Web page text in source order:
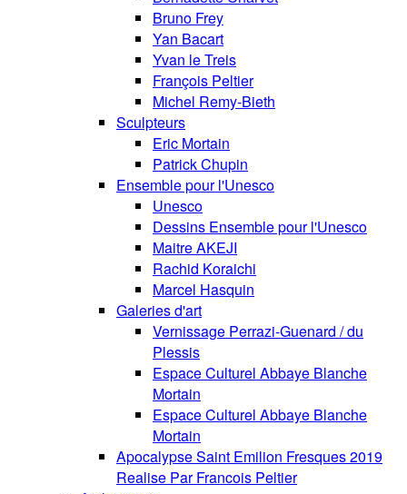
Bruno Frey
Yan Bacart
Yvan le Treis
François Peltier
Michel Remy-Bieth
Sculpteurs
Eric Mortain
Patrick Chupin
Ensemble pour l'Unesco
Unesco
Dessins Ensemble pour l'Unesco
Maitre AKEJI
Rachid Koraichi
Marcel Hasquin
Galeries d'art
Vernissage Perrazi-Guenard / du
Plessis
Espace Culturel Abbaye Blanche
Mortain
Espace Culturel Abbaye Blanche
Mortain
Apocalypse Saint Emilion Fresques 2019
Realise Par Francois Peltier